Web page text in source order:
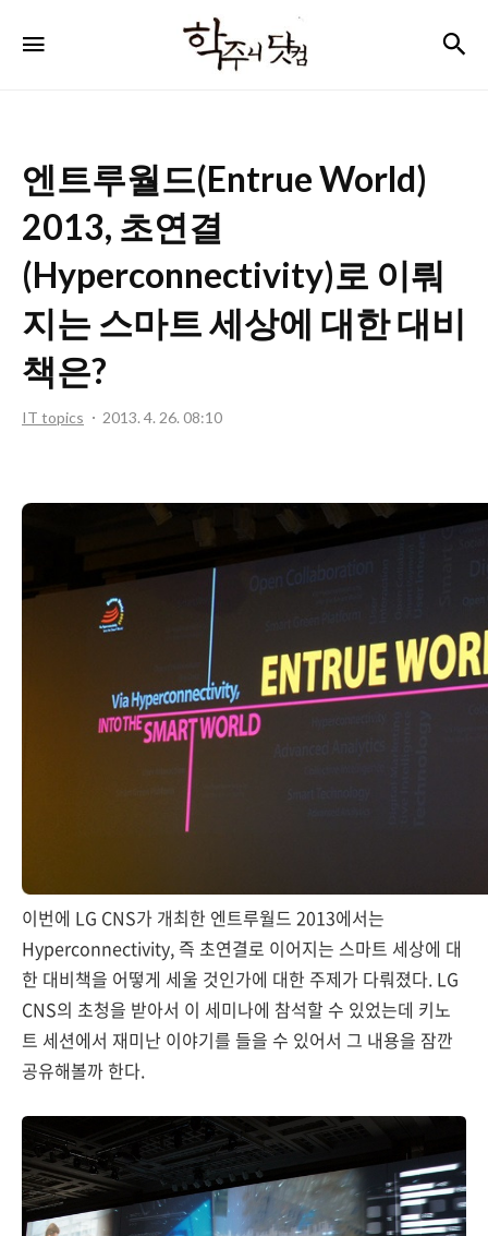
주
컴
엔트루월드(Entrue World)
2013, 초연결
(Hyperconnectivity)로 이뤄
지는 스마트 세상에 대한 대비
책은?
IT topics 2013. 4. 26. 08:10
이번에 LG CNS가 개최한 엔트루월드 2013에서는
Hyperconnectivity, 즉 초연결로 이어지는 스마트 세상에 대
한 대비책을 어떻게 세울 것인가에 대한 주제가 다뤄졌다. LG
CNS의 초청을 받아서 이 세미나에 참석할 수 있었는데 키노
트 세션에서 재미난 이야기를 들을 수 있어서 그 내용을 잠깐
공유해볼까 한다.